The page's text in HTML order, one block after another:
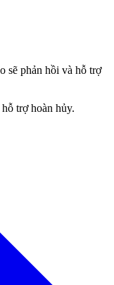
sẽ phản hồi và hỗ trợ
trợ hoàn hủy.